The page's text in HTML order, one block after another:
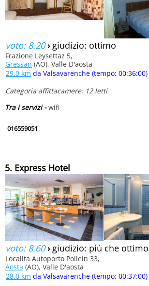
voto: 8.20› giudizio: ottimo
Frazione Leysettaz 5,
Gressan (AO), Valle D'aosta
29.0 km da Valsavarenche (tempo: 00:36:00)
Categoria affittacamere: 12 letti
Tra i servizi -wifi
016559051
5. Express Hotel
voto: 8.60› giudizio: più che ottimo
Localita Autoporto Pollein 33,
Aosta (AO), Valle D'aosta
28.0 km da Valsavarenche (tempo: 00:37:00)